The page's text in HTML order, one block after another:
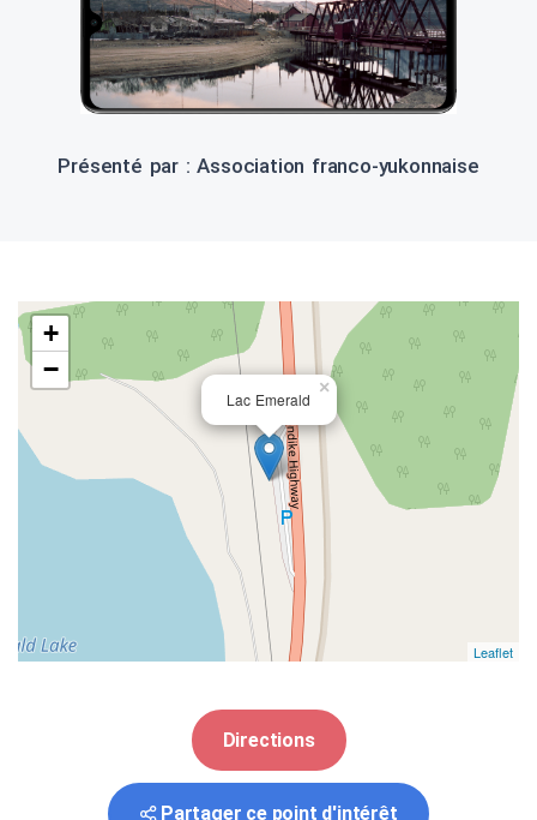
Présenté par : Association franco-yukonnaise
Lac Emerald
×
+
−
Leaflet
Directions
Partager ce point d'intérêt